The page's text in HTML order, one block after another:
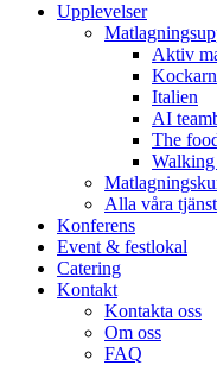
Upplevelser
Aktiv
Italien
AI
The
Alla våra
Konferens
Event & festlokal
Catering
Kontakt
Kontakta oss
Om oss
FAQ